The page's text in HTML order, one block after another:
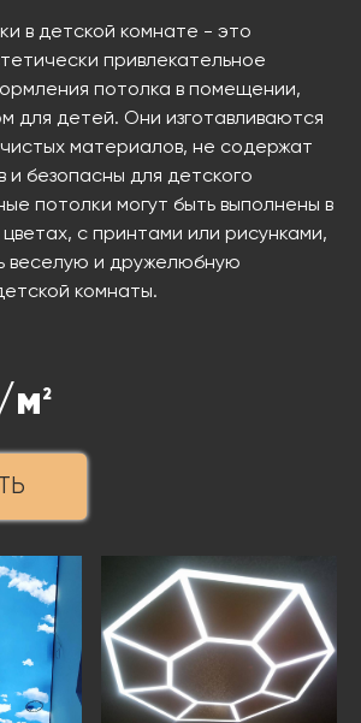
в детской комнате - это
привлекательное
потолка в помещении,
для детей. Они изготавливаются
чистых материалов, не содержат
и безопасны для детского
потолки могут быть выполнены в
с принтами или рисунками,
веселую и дружелюбную
комнаты.
м2